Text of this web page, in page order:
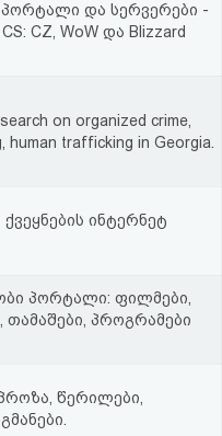
პორტალი და სერვერები -
CZ, WoW და Blizzard
on organized crime,
human trafficking in Georgia.
ინტერნეტ
პორტალი: ფილმები,
თამაშები, პროგრამები
წერილები,